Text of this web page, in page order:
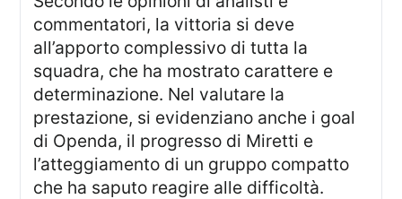
commentatori, la vittoria si deve
all’apporto complessivo di tutta la
squadra, che ha mostrato carattere e
determinazione. Nel valutare la
prestazione, si evidenziano anche i goal
di Openda, il progresso di Miretti e
l’atteggiamento di un gruppo compatto
che ha saputo reagire alle difficoltà.